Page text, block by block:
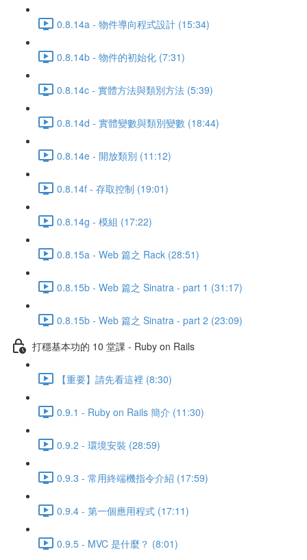
0.8.14a - 物件導向程式設計 (15:34)
0.8.14b - 物件的初始化 (7:31)
0.8.14c - 實體方法與類別方法 (5:39)
0.8.14d - 實體變數與類別變數 (18:44)
0.8.14e - 開放類別 (11:12)
0.8.14f - 存取控制 (19:01)
0.8.14g - 模組 (17:22)
0.8.15a - Web 篇之 Rack (28:51)
0.8.15b - Web 篇之 Sinatra - part 1 (31:17)
0.8.15b - Web 篇之 Sinatra - part 2 (23:09)
打穩基本功的 10 堂課 - Ruby on Rails
【重要】請先看這裡 (8:30)
0.9.1 - Ruby on Rails 簡介 (11:30)
0.9.2 - 環境安裝 (28:59)
0.9.3 - 常用終端機指令介紹 (17:59)
0.9.4 - 第一個應用程式 (17:11)
0.9.5 - MVC 是什麼？ (8:01)